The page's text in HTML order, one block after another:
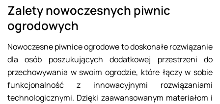
Zalety nowoczesnych piwnic
ogrodowych
Nowoczesne piwnice ogrodowe to doskonałe rozwiązanie
dla osób poszukujących dodatkowej przestrzeni do
przechowywania w swoim ogrodzie, które łączy w sobie
funkcjonalność z innowacyjnymi rozwiązaniami
technologicznymi. Dzięki zaawansowanym materiałom i